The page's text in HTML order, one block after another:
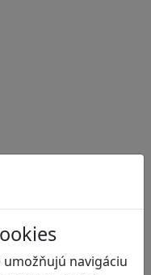
navigáciu